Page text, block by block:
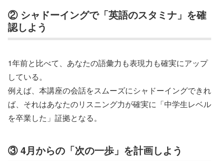
② シャドーイングで「英語のスタミナ」を確
認しよう
1年前と比べて、あなたの語彙力も表現力も確実にアップ
している。
例えば、本講座の会話をスムーズにシャドーイングできれ
ば、それはあなたのリスニング力が確実に「中学生レベル
を卒業した」証拠となる。
③ 4月からの「次の一歩」を計画しよう